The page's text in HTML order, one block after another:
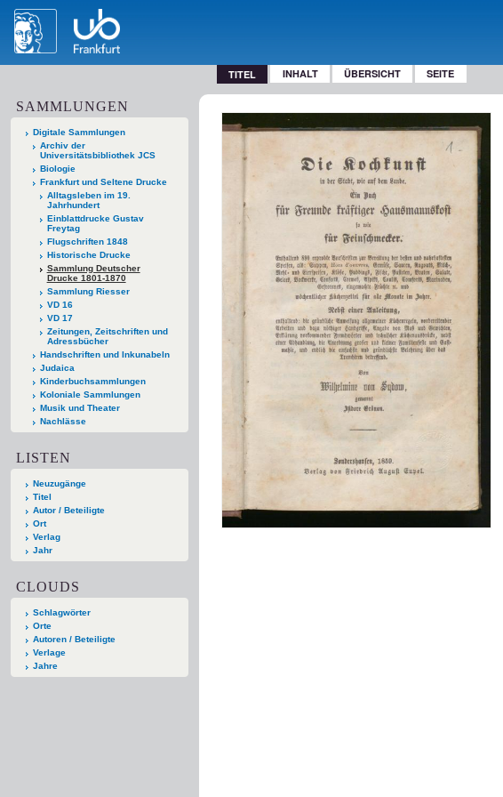
TITEL INHALT ÜBERSICHT SEITE
SAMMLUNGEN
Digitale Sammlungen
Archiv der
Universitätsbibliothek JCS
Biologie
Frankfurt und Seltene Drucke
Alltagsleben im 19.
Jahrhundert
Einblattdrucke Gustav
Freytag
Flugschriften 1848
Historische Drucke
Sammlung Deutscher
Drucke 1801-1870
Sammlung Riesser
VD 16
VD 17
Zeitungen, Zeitschriften und
Adressbücher
Handschriften und Inkunabeln
Judaica
Kinderbuchsammlungen
Koloniale Sammlungen
Musik und Theater
Nachlässe
LISTEN
Neuzugänge
Titel
Autor / Beteiligte
Ort
Verlag
Jahr
CLOUDS
Schlagwörter
Orte
Autoren / Beteiligte
Verlage
Jahre